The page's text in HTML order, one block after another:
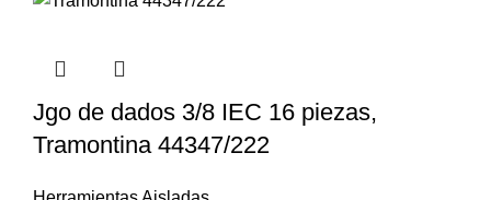
Jgo de dados 3/8 IEC 16 piezas,
Tramontina 44347/222